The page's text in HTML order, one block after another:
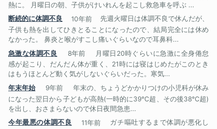
熱に。 月曜日の朝、子供がけいれんを起こし救急車を呼ぶ ...
断続的に体調不良
10年前
先週火曜日は体調不良で休んだが、
子供も熱を出してひきとることになったので、結局完全には休め
なかった。 鼻炎と喉がすこし痛いぐらいなので耳鼻科...
急激な体調不良
8年前
月曜日20時ぐらいに急激に全身倦怠
感が起こり、だんだん体が重く、21時には寝はじめたがこのとき
はもうほとんど動く気がしないぐらいだった。寒気...
年末年始
9年前
年末の、ちょうどかかりつけの小児科が休み
になった翌日から子どもが高熱(一時的に39℃超、その後38℃超)
を出し、おさまらないので休日夜間急患...
今年最悪の体調不良
11年前
ガチ嘔吐するまで体調が悪化し